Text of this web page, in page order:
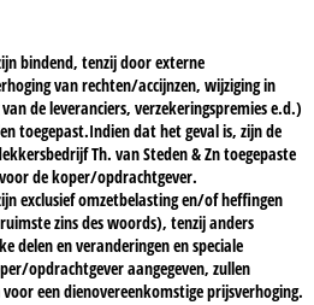
bindend, tenzij door externe
van rechten/accijnzen, wijziging in
de leveranciers, verzekeringspremies e.d.)
toegepast.Indien dat het geval is, zijn de
Th. van Steden & Zn toegepaste
de koper/opdrachtgever.
exclusief omzetbelasting en/of heffingen
zins des woords), tenzij anders
delen en veranderingen en speciale
opdrachtgever aangegeven, zullen
een dienovereenkomstige prijsverhoging.